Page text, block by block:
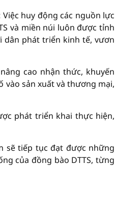
huy động các nguồn lực
và miền núi luôn được tỉnh
dân phát triển kinh tế, vươn
cao nhận thức, khuyến
sản xuất và thương mại,
phát triển khai thực hiện,
sẽ tiếp tục đạt được những
của đồng bào DTTS, từng